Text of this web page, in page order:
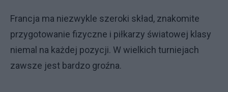
Francja ma niezwykle szeroki skład, znakomite
przygotowanie fizyczne i piłkarzy światowej klasy
niemal na każdej pozycji. W wielkich turniejach
zawsze jest bardzo groźna.